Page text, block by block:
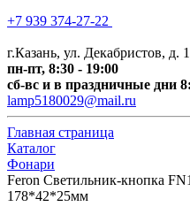
+7 939 374-27-22
г.Казань, ул. Декабристов, д.
пн-пт, 8:30 - 19:00
сб-вс и в праздничные дни
lamp5180029@mail.ru
Главная страница
Каталог
Фонари
Feron Светильник-кнопка
178*42*25мм